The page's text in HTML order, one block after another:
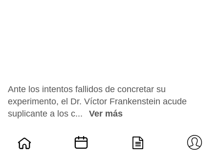
Ante los intentos fallidos de concretar su
experimento, el Dr. Víctor Frankenstein acude
suplicante a los c...
Ver más